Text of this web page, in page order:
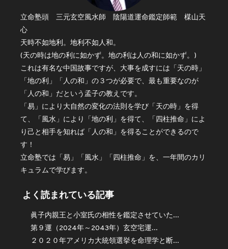
立命塾頭 三元玄空風水師 陰陽道運命鑑定師範 楳山天
心
天時不如地利。地利不如人和。
(天の時は地の利に如かず。地の利は人の和に如かず。)
これは有名な中国故事ですが、大事を成すには「天の時」
「地の利」「人の和」の３つが必要で、最も重要なのが
「人の和」だという孟子の教えです。
「易」により大自然の変化の法則を学び「天の時」を得
て、「風水」により「地の利」を得て、「四柱推命」によ
り己と相手を知れば「人の和」を得ることができるので
す！
立命塾では「易」「風水」「四柱推命」を、一年間のカリ
キュラムで学びます。
よく読まれている記事
眞子内親王と小室氏の相性を鑑定させていた...
第９運（2024年～2043年）玄空宅運...
２０２０年アメリカ大統領選挙を命理学と断...